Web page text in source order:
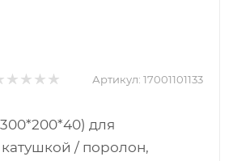
Артикул: 17001101133
для
/ поролон,